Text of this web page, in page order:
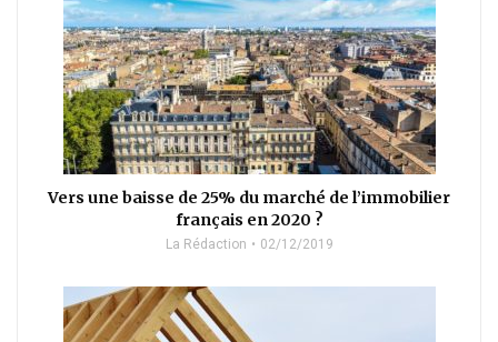
Vers une baisse de 25% du marché de l’immobilier
français en 2020 ?
La Rédaction 02/12/2019